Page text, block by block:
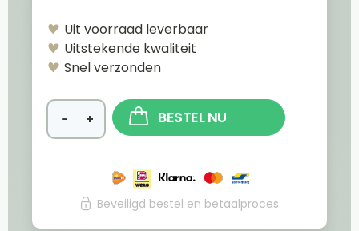
Uit voorraad leverbaar
Uitstekende kwaliteit
Snel verzonden
− + BESTEL NU
Beveiligd bestel en betaalproces